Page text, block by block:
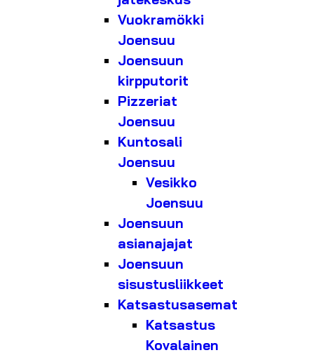
Vuokramökki
Joensuu
Joensuun
kirpputorit
Pizzeriat
Joensuu
Kuntosali
Joensuu
Vesikko
Joensuu
Joensuun
asianajajat
Joensuun
sisustusliikkeet
Katsastusasemat
Katsastus
Kovalainen